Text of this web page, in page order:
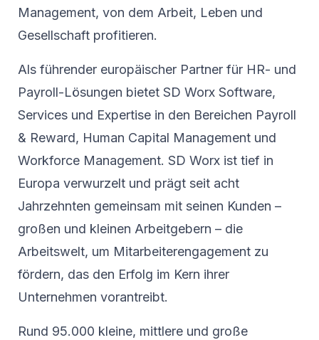
Management, von dem Arbeit, Leben und
Gesellschaft profitieren.
Als führender europäischer Partner für HR- und
Payroll-Lösungen bietet SD Worx Software,
Services und Expertise in den Bereichen Payroll
& Reward, Human Capital Management und
Workforce Management. SD Worx ist tief in
Europa verwurzelt und prägt seit acht
Jahrzehnten gemeinsam mit seinen Kunden –
großen und kleinen Arbeitgebern – die
Arbeitswelt, um Mitarbeiterengagement zu
fördern, das den Erfolg im Kern ihrer
Unternehmen vorantreibt.
Rund 95.000 kleine, mittlere und große